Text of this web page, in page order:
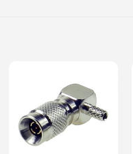
Add to
wishlist